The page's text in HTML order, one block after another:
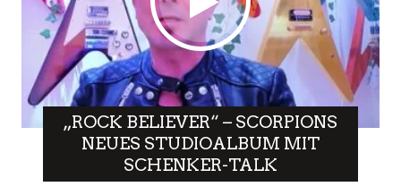
„ROCK BELIEVER“ – SCORPIONS
NEUES STUDIOALBUM MIT
SCHENKER-TALK